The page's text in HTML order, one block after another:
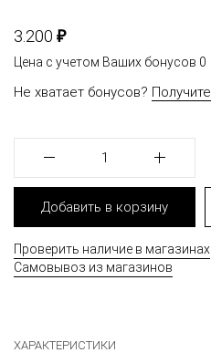
3.200 ₽
Цена с учетом Ваших бонусов 0
Не хватает бонусов? Получите
1
Добавить в корзину
Проверить наличие в магазинах
Самовывоз из магазинов
ХАРАКТЕРИСТИКИ